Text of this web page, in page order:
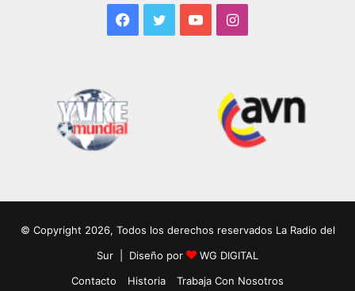
Facebook
TwitterYouTubeInstagram
© Copyright 2026, Todos los derechos reservados La Radio del
Sur | Diseño por
WG DIGITAL
Contacto
Historia Trabaja Con Nosotros